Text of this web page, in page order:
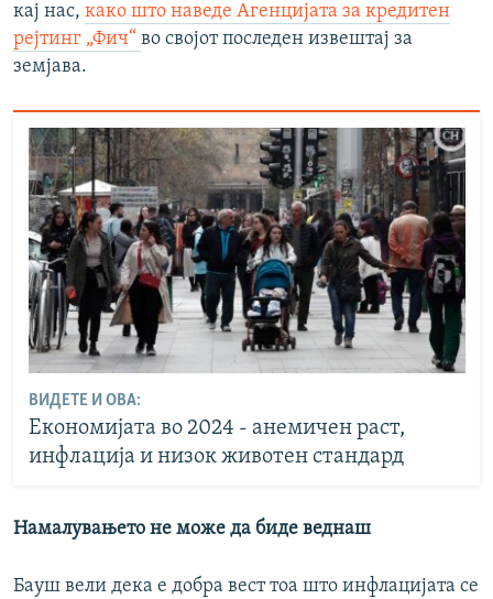
кај нас, како што наведе Агенцијата за кредитен
рејтинг „Фич“ во својот последен извештај за
земјава.
ВИДЕТЕ И ОВА:
Економијата во 2024 - анемичен раст,
инфлација и низок животен стандард
Намалувањето не може да биде веднаш
Бауш вели дека е добра вест тоа што инфлацијата се